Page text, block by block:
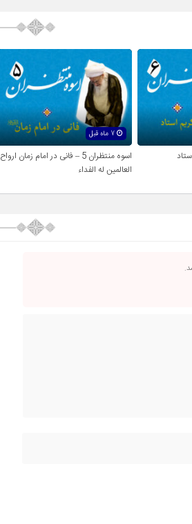
7 ماه قبل
اسوه منتظران 5 – فانی در امام زمان ارواح
العالمين له الفداء